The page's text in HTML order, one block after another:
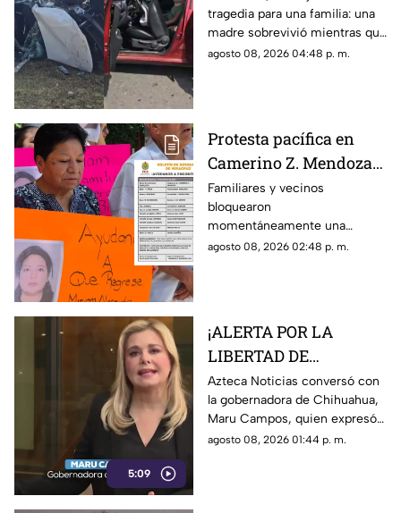
a su madre gravemente
herida; buscan a sus
familiares
tragedia para una familia: una
madre sobrevivió mientras que
su hijo murió tras el fuerte
agosto 08, 2026 04:48 p. m.
Protesta pacífica en
Camerino Z. Mendoza
por desaparición de
comerciante; ¿qué exige
su familia?
Familiares y vecinos
bloquearon
momentáneamente una
avenida de Camerino Z.
agosto 08, 2026 02:48 p. m.
5:09
¡ALERTA POR LA
LIBERTAD DE
EXPRESIÓN! Maru
Campos advierte
posibles riesgos por
nuevos lineamientos
Azteca Noticias conversó con
la gobernadora de Chihuahua,
Maru Campos, quien expresó
su preocupación por los
agosto 08, 2026 01:44 p. m.